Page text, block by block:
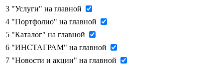
3 "Услуги" на главной
4 "Портфолио" на главной
5 "Каталог" на главной
6 "ИНСТАГРАМ" на главной
7 "Новости и акции" на главной